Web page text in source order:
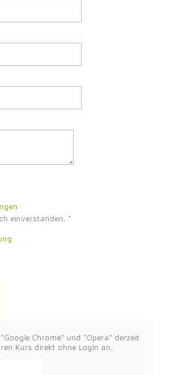
einverstanden. *
Chrome" und "Opera" derzeit
Kurs direkt ohne Login an.